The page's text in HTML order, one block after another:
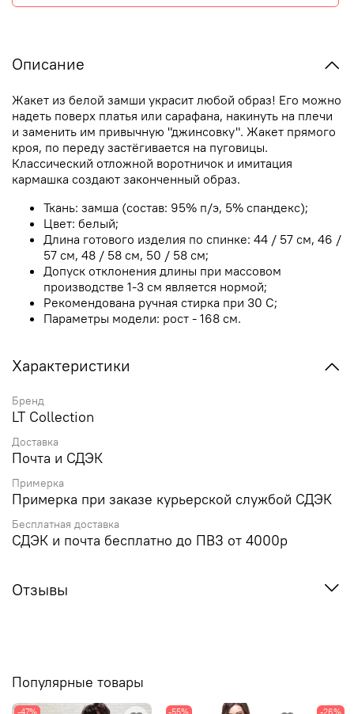
Описание
Жакет из белой замши украсит любой образ! Его можно
надеть поверх платья или сарафана, накинуть на плечи
и заменить им привычную "джинсовку". Жакет прямого
кроя, по переду застёгивается на пуговицы.
Классический отложной воротничок и имитация
кармашка создают законченный образ.
Ткань: замша (состав: 95% п/э, 5% спандекс);
Цвет: белый;
Длина готового изделия по спинке: 44 / 57 см, 46 /
57 см, 48 / 58 см, 50 / 58 см;
Допуск отклонения длины при массовом
производстве 1-3 см является нормой;
Рекомендована ручная стирка при 30 С;
Параметры модели: рост - 168 см.
Характеристики
Бренд
LT Collection
Доставка
Почта и СДЭК
Примерка
Примерка при заказе курьерской службой СДЭК
Бесплатная доставка
СДЭК и почта бесплатно до ПВЗ от 4000р
Отзывы
Популярные товары